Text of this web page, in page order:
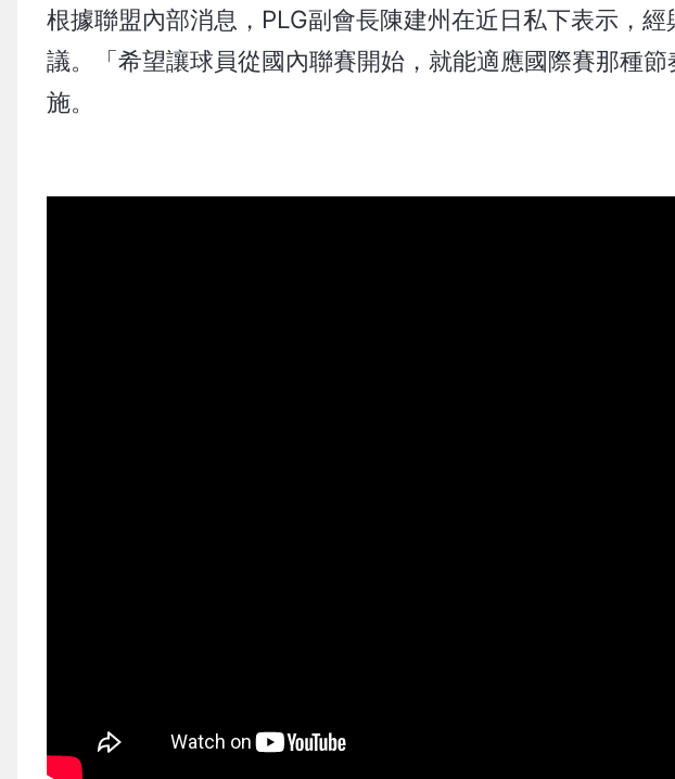
根據聯盟內部消息，PLG副會長陳建州在近日私下表示，
議。「希望讓球員從國內聯賽開始，就能適應國際賽那種
施。